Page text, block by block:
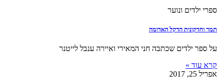
ספרי ילדים ונוער
תמר וחדקונית הדקל האדומה
על ספר ילדים שכתבה חני המאירי ואיירה ענבל לייטנר
קרא עוד »
אפריל 25, 2017